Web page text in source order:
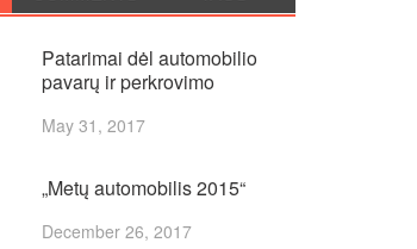
Patarimai dėl automobilio
pavarų ir perkrovimo
May 31, 2017
„Metų automobilis 2015“
December 26, 2017